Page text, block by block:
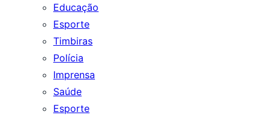
Educação
Esporte
Timbiras
Polícia
Imprensa
Saúde
Esporte